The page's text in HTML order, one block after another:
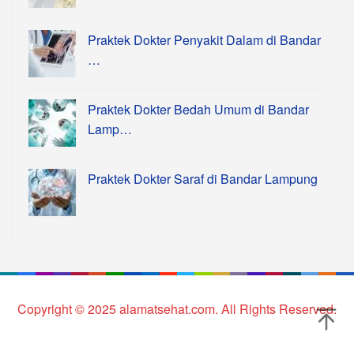
Praktek Dokter Penyakit Dalam di Bandar
…
Praktek Dokter Bedah Umum di Bandar
Lamp…
Praktek Dokter Saraf di Bandar Lampung
Copyright © 2025 alamatsehat.com. All Rights Reserved.